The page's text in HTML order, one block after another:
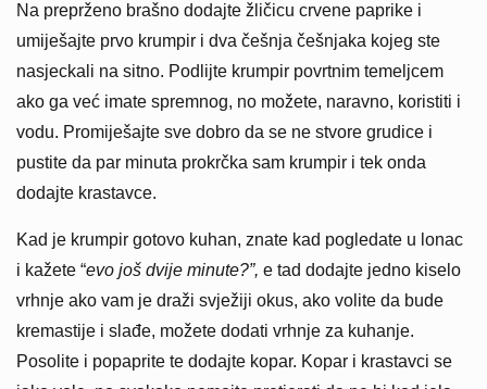
Na preprženo brašno dodajte žličicu crvene paprike i
umiješajte prvo krumpir i dva češnja češnjaka kojeg ste
nasjeckali na sitno. Podlijte krumpir povrtnim temeljcem
ako ga već imate spremnog, no možete, naravno, koristiti i
vodu. Promiješajte sve dobro da se ne stvore grudice i
pustite da par minuta prokrčka sam krumpir i tek onda
dodajte krastavce.
Kad je krumpir gotovo kuhan, znate kad pogledate u lonac
i kažete “evo još dvije minute?”, e tad dodajte jedno kiselo
vrhnje ako vam je draži svježiji okus, ako volite da bude
kremastije i slađe, možete dodati vrhnje za kuhanje.
Posolite i popaprite te dodajte kopar. Kopar i krastavci se